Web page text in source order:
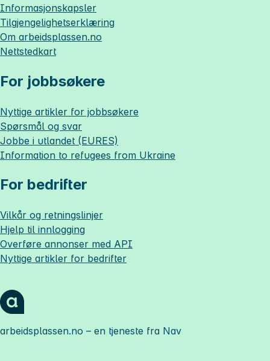
Informasjonskapsler
Tilgjengelighetserklæring
Om arbeidsplassen.no
Nettstedkart
For jobbsøkere
Nyttige artikler for jobbsøkere
Spørsmål og svar
Jobbe i utlandet (EURES)
Information to refugees from Ukraine
For bedrifter
Vilkår og retningslinjer
Hjelp til innlogging
Overføre annonser med API
Nyttige artikler for bedrifter
arbeidsplassen.no – en tjeneste fra Nav